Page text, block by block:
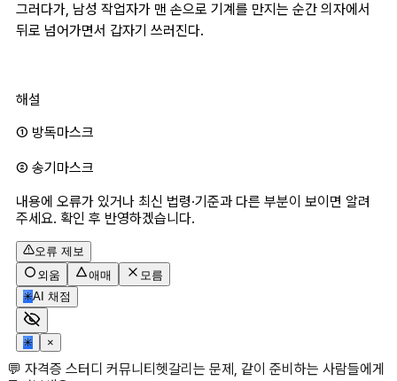
그러다가, 남성 작업자가 맨 손으로 기계를 만지는 순간 의자에서
뒤로 넘어가면서 갑자기 쓰러진다.
해설
① 방독마스크
② 송기마스크
내용에 오류가 있거나 최신 법령·기준과 다른 부분이 보이면 알려
주세요. 확인 후 반영하겠습니다.
오류 제보
외움
애매
모름
✳AI 채점
✳ ×
💬 자격증 스터디 커뮤니티헷갈리는 문제, 같이 준비하는 사람들에게